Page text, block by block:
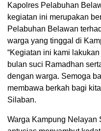
Kapolres Pelabuhan
kegiatan ini merupakan
Pelabuhan Belawan
warga yang tinggal di
“Kegiatan ini kami
bulan suci Ramadhan
dengan warga. Semoga
membawa berkah bagi
Silaban.
Warga Kampung Nelayan